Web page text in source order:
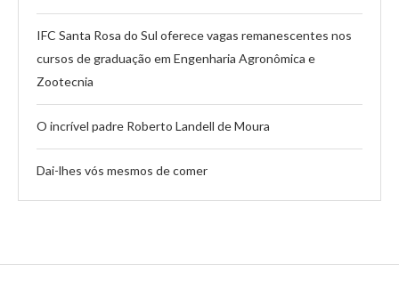
IFC Santa Rosa do Sul oferece vagas remanescentes nos
cursos de graduação em Engenharia Agronômica e
Zootecnia
O incrível padre Roberto Landell de Moura
Dai-lhes vós mesmos de comer